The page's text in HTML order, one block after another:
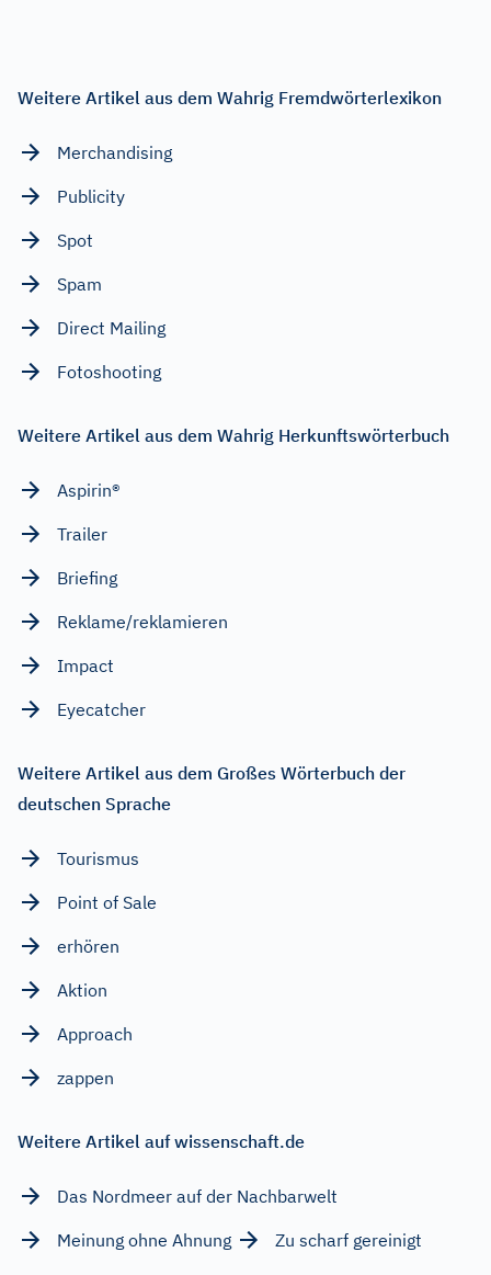
Weitere Artikel aus dem Wahrig Fremdwörterlexikon
Merchandising
Publicity
Spot
Spam
Direct Mailing
Fotoshooting
Weitere Artikel aus dem Wahrig Herkunftswörterbuch
Aspirin®
Trailer
Briefing
Reklame/reklamieren
Impact
Eyecatcher
Weitere Artikel aus dem Großes Wörterbuch der
deutschen Sprache
Tourismus
Point of Sale
erhören
Aktion
Approach
zappen
Weitere Artikel auf wissenschaft.de
Das Nordmeer auf der Nachbarwelt
Meinung ohne Ahnung
Zu scharf gereinigt